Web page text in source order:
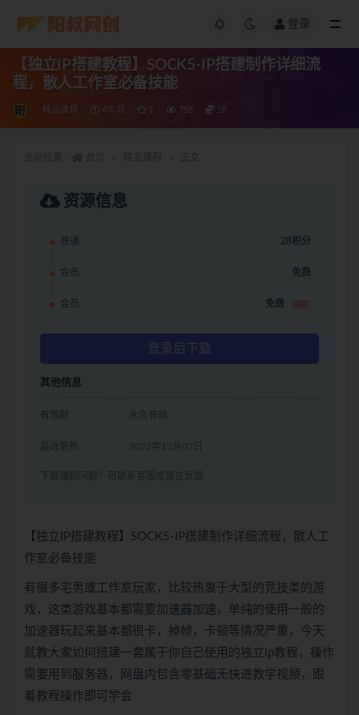
登录
【独立IP搭建教程】SOCK5-IP搭建制作详细流
程，散人工作室必备技能
精品课程 4年前 1 755 28
资源信息
普通 28积分
会员 免费
会员 免费 推荐
登录后下载
其他信息
有效期 永久有效
最近更新 2022年12月07日
下载遇到问题？可联系客服或留言反馈
【独立IP搭建教程】SOCK5-IP搭建制作详细流程，散人工
作室必备技能
有很多宅男或工作室玩家，比较热衷于大型的竞技类的游
戏，这类游戏基本都需要加速器加速，单纯的使用一般的
加速器玩起来基本都很卡，掉帧，卡顿等情况严重，今天
就教大家如何搭建一套属于你自己使用的独立ip教程，操作
需要用到服务器，网盘内包含零基础无快进教学视频，跟
着教程操作即可学会